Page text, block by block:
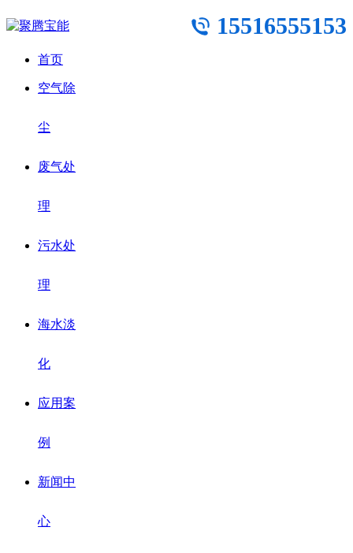
15516555153
首页
空气除
尘
废气处
理
污水处
理
海水淡
化
应用案
例
新闻中
心